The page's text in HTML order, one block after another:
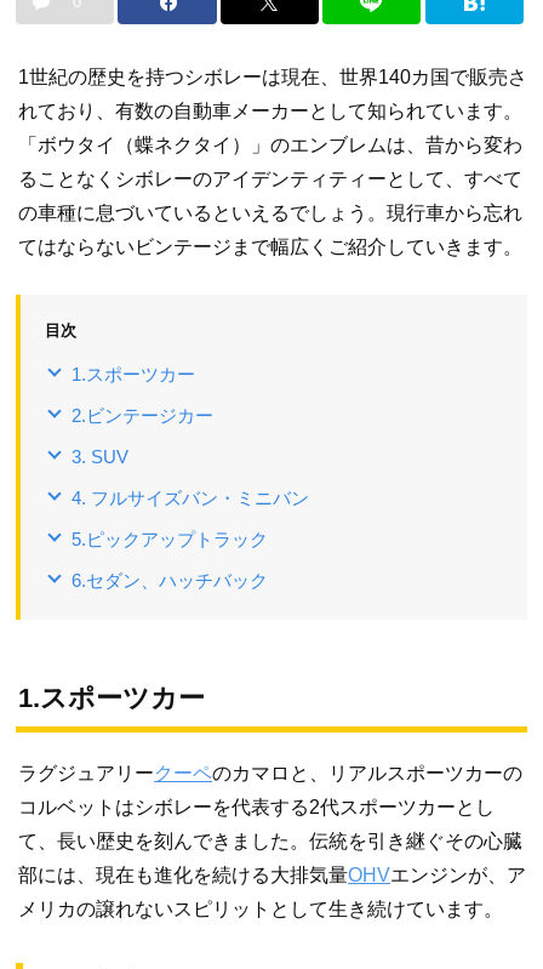
1世紀の歴史を持つシボレーは現在、世界140カ国で販売さ
れており、有数の自動車メーカーとして知られています。
「ボウタイ（蝶ネクタイ）」のエンブレムは、昔から変わ
ることなくシボレーのアイデンティティーとして、すべて
の車種に息づいているといえるでしょう。現行車から忘れ
てはならないビンテージまで幅広くご紹介していきます。
目次
1.スポーツカー
2.ビンテージカー
3. SUV
4. フルサイズバン・ミニバン
5.ピックアップトラック
6.セダン、ハッチバック
1.スポーツカー
ラグジュアリークーペのカマロと、リアルスポーツカーの
コルベットはシボレーを代表する2代スポーツカーとし
て、長い歴史を刻んできました。伝統を引き継ぐその心臓
部には、現在も進化を続ける大排気量OHVエンジンが、ア
メリカの譲れないスピリットとして生き続けています。